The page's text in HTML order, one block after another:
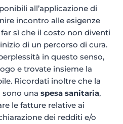
all’applicazione di
incontro alle esigenze
sì che il costo non diventi
di un percorso di cura.
in questo senso,
e trovate insieme la
Ricordati inoltre che la
una spesa sanitaria,
le fatture relative ai
dei redditi e/o